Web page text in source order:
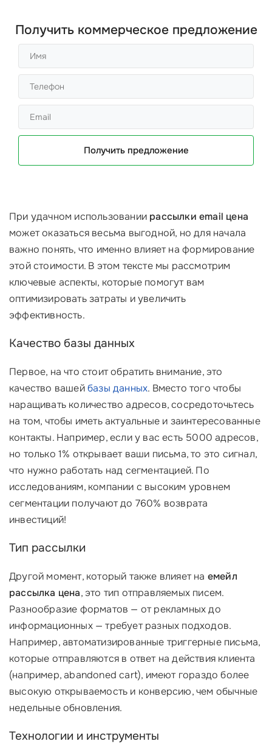
Получить коммерческое предложение
Получить предложение
При удачном использовании рассылки email цена
может оказаться весьма выгодной, но для начала
важно понять, что именно влияет на формирование
этой стоимости. В этом тексте мы рассмотрим
ключевые аспекты, которые помогут вам
оптимизировать затраты и увеличить
эффективность.
Качество базы данных
Первое, на что стоит обратить внимание, это
качество вашейбазы данных. Вместо того чтобы
наращивать количество адресов, сосредоточьтесь
на том, чтобы иметь актуальные и заинтересованные
контакты. Например, если у вас есть 5000 адресов,
но только 1% открывает ваши письма, то это сигнал,
что нужно работать над сегментацией. По
исследованиям, компании с высоким уровнем
сегментации получают до 760% возврата
инвестиций!
Тип рассылки
Другой момент, который также влияет на емейл
рассылка цена, это тип отправляемых писем.
Разнообразие форматов — от рекламных до
информационных — требует разных подходов.
Например, автоматизированные триггерные письма,
которые отправляются в ответ на действия клиента
(например, abandoned cart), имеют гораздо более
высокую открываемость и конверсию, чем обычные
недельные обновления.
Технологии и инструменты